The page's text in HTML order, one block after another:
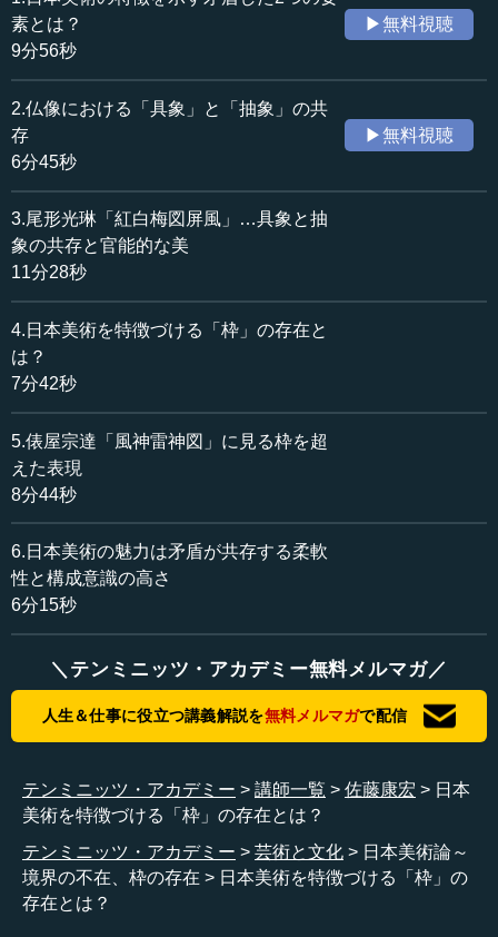
カテゴリー：
文化・芸術
≪全文≫
●日本の絵画は、画面の枠の存在に対して意識的だっ
た
2つ目の話題に移ります。画面の枠の問題です。19世紀の
ヨーロッパ・アメリカの美術では、ジャポニスムが流行し
ました。日本美術の造形的な特徴を取り入れて生かそうと
する試みです。そのとき、彼らが、描かれたモチーフの一
部を画面の枠によって切り取る浮世絵の手法を採用したこ
とは、よく知られています。
ここでは歌川廣重とアンリ・トゥルーズ＝ロートレック
の例を挙げておきます。伝統的に、ヨーロッパや中国の絵
画は、画面の枠の中に描くべき対象の全体が収まるように
していました。日本の絵画は、時折、画面の枠というもの
の存在に対して意識的でした。そのことを数点の例で観察
●映画のカメラのように、絵巻の視点は自由に動く
から成り、命蓮（みょうれん）という僧侶にまつわる説話
を絵画化しています。第1巻は、いきなり奇蹟の場面から始
まります。
者の屋敷に飛ばし、お布施を受けていました。ところが、
長者が施しを怠って、鉢を倉に入れたままにしたため、鉢
は倉の錠前を破って転がり出ます。金色の鉢はそのまま千
石の米俵が入った校倉を持ち上げて、空中を飛び、信貴山
の上に長者の倉を運び去ってしまいます。ここで倉は、そ
素とは？
9分56秒
▶無料視聴
2.仏像における「具象」と「抽象」の共
存
6分45秒
▶無料視聴
3.尾形光琳「紅白梅図屏風」…具象と抽
象の共存と官能的な美
11分28秒
4.日本美術を特徴づける「枠」の存在と
は？
7分42秒
5.俵屋宗達「風神雷神図」に見る枠を超
えた表現
8分44秒
6.日本美術の魅力は矛盾が共存する柔軟
性と構成意識の高さ
6分15秒
＼テンミニッツ・アカデミー無料メルマガ／
人生＆仕事に役立つ講義解説を無料メルマガで配信
テンミニッツ・アカデミー 講師一覧 佐藤康宏
日本
美術を特徴づける「枠」の存在とは？
テンミニッツ・アカデミー
芸術と文化
日本美術論～
境界の不在、枠の存在
日本美術を特徴づける「枠」の
存在とは？